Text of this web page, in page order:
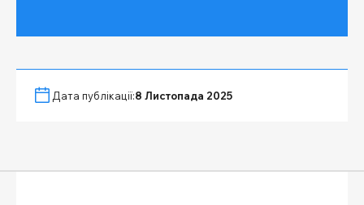
Дата публікації:8 Листопада 2025